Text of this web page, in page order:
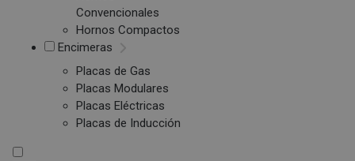
Convencionales
Hornos Compactos
Encimeras
Placas de Gas
Placas Modulares
Placas Eléctricas
Placas de Inducción